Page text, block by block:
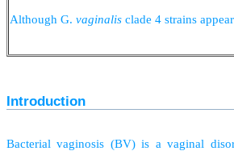
Although G. vaginalis clade 4 strains
Introduction
Bacterial vaginosis (BV) is a vaginal